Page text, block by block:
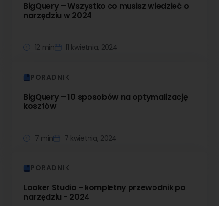
BigQuery – Wszystko co musisz wiedzieć o
narzędziu w 2024
12 min 11 kwietnia, 2024
PORADNIK
BigQuery – 10 sposobów na optymalizację
kosztów
7 min 7 kwietnia, 2024
PORADNIK
Looker Studio - kompletny przewodnik po
narzędziu - 2024